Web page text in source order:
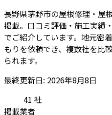
長野県茅野市の屋根修理・屋
掲載。口コミ評価・施工実績
でご紹介しています。地元密
もりを依頼でき、複数社を比
られます。
最終更新日: 2026年8月8日
41 社
掲載業者